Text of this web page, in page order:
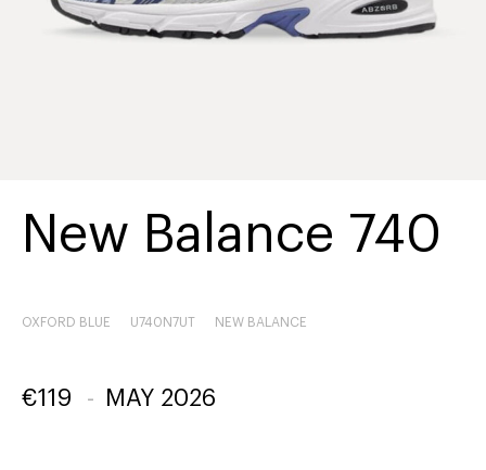
New Balance 740
OXFORD BLUE U740N7UT NEW BALANCE
€119 - MAY 2026